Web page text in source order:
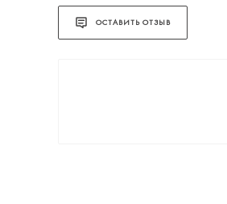
ОСТАВИТЬ ОТЗЫВ